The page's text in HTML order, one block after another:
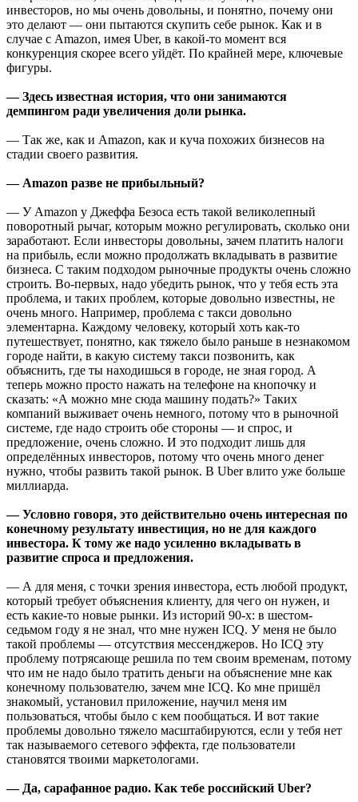
инвесторов, но мы очень довольны, и понятно, почему они
это делают — они пытаются скупить себе рынок. Как и в
случае с Amazon, имея Uber, в какой-то момент вся
конкуренция скорее всего уйдёт. По крайней мере, ключевые
фигуры.
— Здесь известная история, что они занимаются
демпингом ради увеличения доли рынка.
— Так же, как и Amazon, как и куча похожих бизнесов на
стадии своего развития.
— Amazon разве не прибыльный?
— У Amazon у Джеффа Безоса есть такой великолепный
поворотный рычаг, которым можно регулировать, сколько они
заработают. Если инвесторы довольны, зачем платить налоги
на прибыль, если можно продолжать вкладывать в развитие
бизнеса. С таким подходом рыночные продукты очень сложно
строить. Во-первых, надо убедить рынок, что у тебя есть эта
проблема, и таких проблем, которые довольно известны, не
очень много. Например, проблема с такси довольно
элементарна. Каждому человеку, который хоть как-то
путешествует, понятно, как тяжело было раньше в незнакомом
городе найти, в какую систему такси позвонить, как
объяснить, где ты находишься в городе, не зная город. А
теперь можно просто нажать на телефоне на кнопочку и
сказать: «А можно мне сюда машину подать?» Таких
компаний выживает очень немного, потому что в рыночной
системе, где надо строить обе стороны — и спрос, и
предложение, очень сложно. И это подходит лишь для
определённых инвесторов, потому что очень много денег
нужно, чтобы развить такой рынок. В Uber влито уже больше
миллиарда.
— Условно говоря, это действительно очень интересная по
конечному результату инвестиция, но не для каждого
инвестора. К тому же надо усиленно вкладывать в
развитие спроса и предложения.
— А для меня, с точки зрения инвестора, есть любой продукт,
который требует объяснения клиенту, для чего он нужен, и
есть какие-то новые рынки. Из историй 90-х: в шестом-
седьмом году я не знал, что мне нужен ICQ. У меня не было
такой проблемы — отсутствия мессенджеров. Но ICQ эту
проблему потрясающе решила по тем своим временам, потому
что им не надо было тратить деньги на объяснение мне как
конечному пользователю, зачем мне ICQ. Ко мне пришёл
знакомый, установил приложение, научил меня им
пользоваться, чтобы было с кем пообщаться. И вот такие
проблемы довольно тяжело масштабируются, если у тебя нет
так называемого сетевого эффекта, где пользователи
становятся твоими маркетологами.
— Да, сарафанное радио. Как тебе российский Uber?